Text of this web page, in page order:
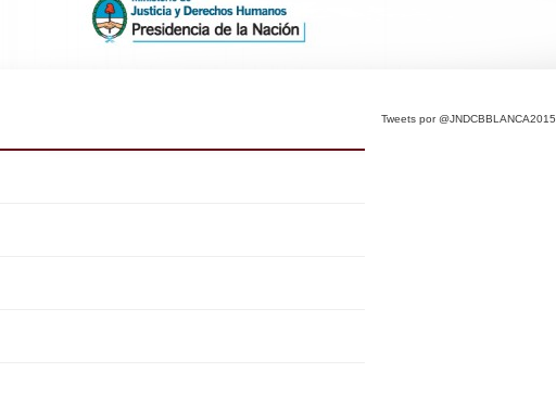
Tweets por @JNDCBBLANCA2015